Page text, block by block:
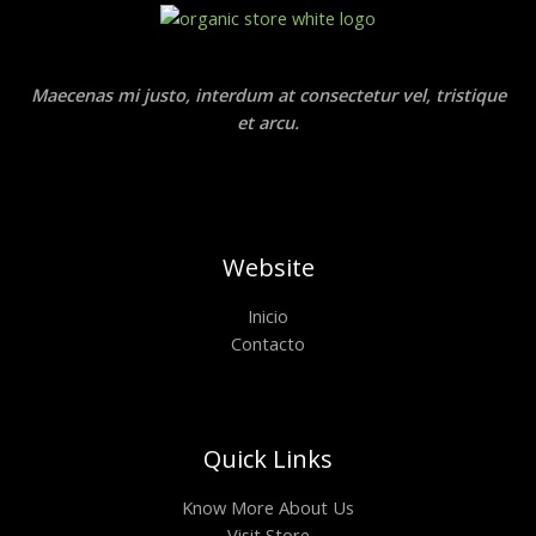
Maecenas mi justo, interdum at consectetur vel, tristique
et arcu.
Website
Inicio
Contacto
Quick Links
Know More About Us